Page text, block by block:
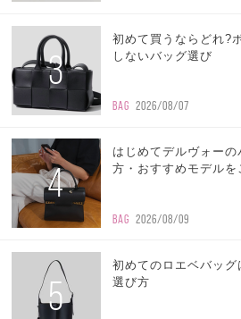
3
初めて買うならどれ?
しないバッグ選び
BAG 2026/08/07
4
はじめてデルヴォー
方・おすすめモデルを
BAG 2026/08/09
5
初めてのロエベバッ
選び方